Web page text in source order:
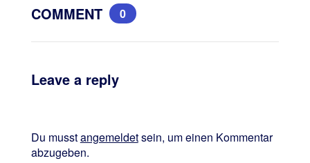
COMMENT 0
Leave a reply
Du musstangemeldetsein, um einen Kommentar
abzugeben.